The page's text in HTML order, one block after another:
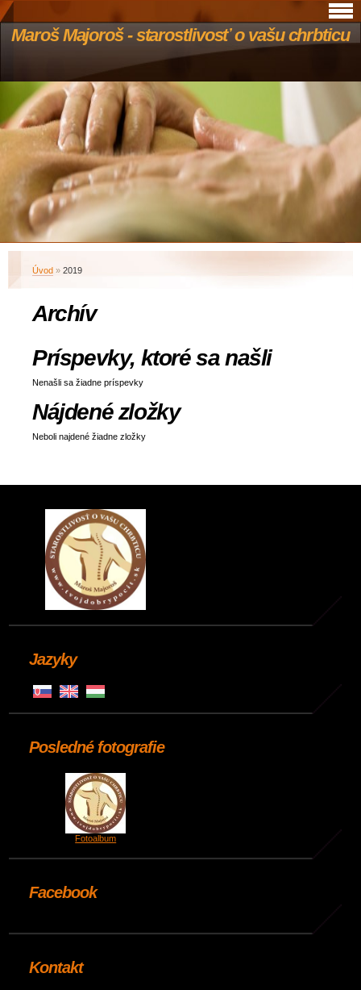
Maroš Majoroš - starostlivosť o vašu chrbticu
Úvod » 2019
Archív
Príspevky, ktoré sa našli
Nenašli sa žiadne príspevky
Nájdené zložky
Neboli najdené žiadne zložky
Jazyky
Posledné fotografie
Fotoalbum
Facebook
Kontakt